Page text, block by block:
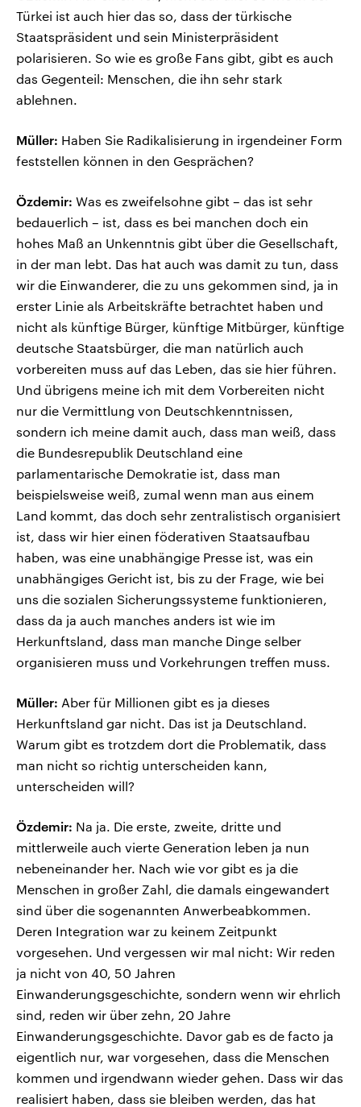
Türkei ist auch hier das so, dass der türkische
Staatspräsident und sein Ministerpräsident
polarisieren. So wie es große Fans gibt, gibt es auch
das Gegenteil: Menschen, die ihn sehr stark
ablehnen.
Müller: Haben Sie Radikalisierung in irgendeiner Form
feststellen können in den Gesprächen?
Özdemir: Was es zweifelsohne gibt – das ist sehr
bedauerlich – ist, dass es bei manchen doch ein
hohes Maß an Unkenntnis gibt über die Gesellschaft,
in der man lebt. Das hat auch was damit zu tun, dass
wir die Einwanderer, die zu uns gekommen sind, ja in
erster Linie als Arbeitskräfte betrachtet haben und
nicht als künftige Bürger, künftige Mitbürger, künftige
deutsche Staatsbürger, die man natürlich auch
vorbereiten muss auf das Leben, das sie hier führen.
Und übrigens meine ich mit dem Vorbereiten nicht
nur die Vermittlung von Deutschkenntnissen,
sondern ich meine damit auch, dass man weiß, dass
die Bundesrepublik Deutschland eine
parlamentarische Demokratie ist, dass man
beispielsweise weiß, zumal wenn man aus einem
Land kommt, das doch sehr zentralistisch organisiert
ist, dass wir hier einen föderativen Staatsaufbau
haben, was eine unabhängige Presse ist, was ein
unabhängiges Gericht ist, bis zu der Frage, wie bei
uns die sozialen Sicherungssysteme funktionieren,
dass da ja auch manches anders ist wie im
Herkunftsland, dass man manche Dinge selber
organisieren muss und Vorkehrungen treffen muss.
Müller: Aber für Millionen gibt es ja dieses
Herkunftsland gar nicht. Das ist ja Deutschland.
Warum gibt es trotzdem dort die Problematik, dass
man nicht so richtig unterscheiden kann,
unterscheiden will?
Özdemir: Na ja. Die erste, zweite, dritte und
mittlerweile auch vierte Generation leben ja nun
nebeneinander her. Nach wie vor gibt es ja die
Menschen in großer Zahl, die damals eingewandert
sind über die sogenannten Anwerbeabkommen.
Deren Integration war zu keinem Zeitpunkt
vorgesehen. Und vergessen wir mal nicht: Wir reden
ja nicht von 40, 50 Jahren
Einwanderungsgeschichte, sondern wenn wir ehrlich
sind, reden wir über zehn, 20 Jahre
Einwanderungsgeschichte. Davor gab es de facto ja
eigentlich nur, war vorgesehen, dass die Menschen
kommen und irgendwann wieder gehen. Dass wir das
realisiert haben, dass sie bleiben werden, das hat